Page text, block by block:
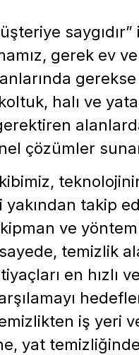
gerek ev
halı ve
çözümler
yakından takip
ve
temizlik
en hızlı
iş yeri
yat